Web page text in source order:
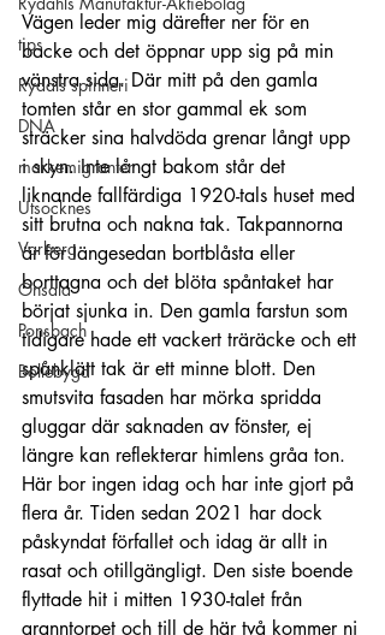
tips
Rydals spinneri
DNA
markemigranter
Utsocknes
Varberg
Onsala
Ponsbach
Bollebygd
Vägen leder mig därefter ner för en
backe och det öppnar upp sig på min
vänstra sida. Där mitt på den gamla
tomten står en stor gammal ek som
sträcker sina halvdöda grenar långt upp
i skyn. Inte långt bakom står det
liknande fallfärdiga 1920-tals huset med
sitt brutna och nakna tak. Takpannorna
är för längesedan bortblåsta eller
borttagna och det blöta spåntaket har
börjat sjunka in. Den gamla farstun som
tidigare hade ett vackert träräcke och ett
spånklätt tak är ett minne blott. Den
smutsvita fasaden har mörka spridda
gluggar där saknaden av fönster, ej
längre kan reflekterar himlens gråa ton.
Här bor ingen idag och har inte gjort på
flera år. Tiden sedan 2021 har dock
påskyndat förfallet och idag är allt in
rasat och otillgängligt. Den siste boende
flyttade hit i mitten 1930-talet från
granntorpet och till de här två kommer ni